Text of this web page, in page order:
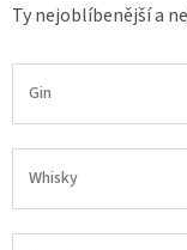
Ty nejoblíbenější a
Gin
Whisky